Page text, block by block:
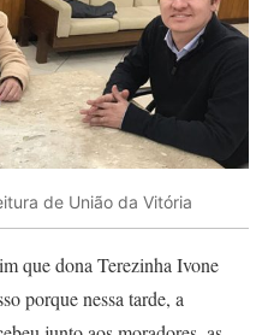
de União da Vitória
que dona Terezinha Ivone
porque nessa tarde, a